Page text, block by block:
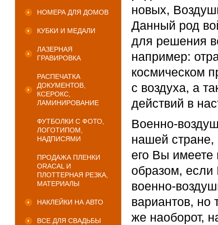
НОМЕРА ДЛЯ ДОМОВ
КУБКИ И МЕДАЛИ
ЛАЗЕРНАЯ
ГРАВИРОВКА
РАСПЕЧАТКА
ДОКУМЕНТОВ,
КСЕРОКС,
ЛАМИНИРОВАНИЕ
ФУТБОЛКИ С ФОТО,
ЛОГОТИПОМ,
НАДПИСЯМИ
ПРОДАЖА ПЛЕНКИ
ORACAL И
ПЛОТТЕРНАЯ РЕЗКА,
МАТЕРИАЛЫ
НАКЛЕЙКИ НА АВТО
ВСЕ ДЛЯ СВАДЬБЫ
новых,
Данный род
для решения
например:
космическом
с воздуха, а
действий в
Военно-
нашей стране,
его Вы
образом,
военно-
вариантов, но
же наоборот,